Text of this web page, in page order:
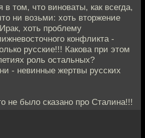
том, что виноваты, как всегда,
ни возьми: хоть вторжение
хоть проблему
конфликта -
русские!!! Какова при этом
роль остальных?
- невинные жертвы русских
не было сказано про Сталина!!!